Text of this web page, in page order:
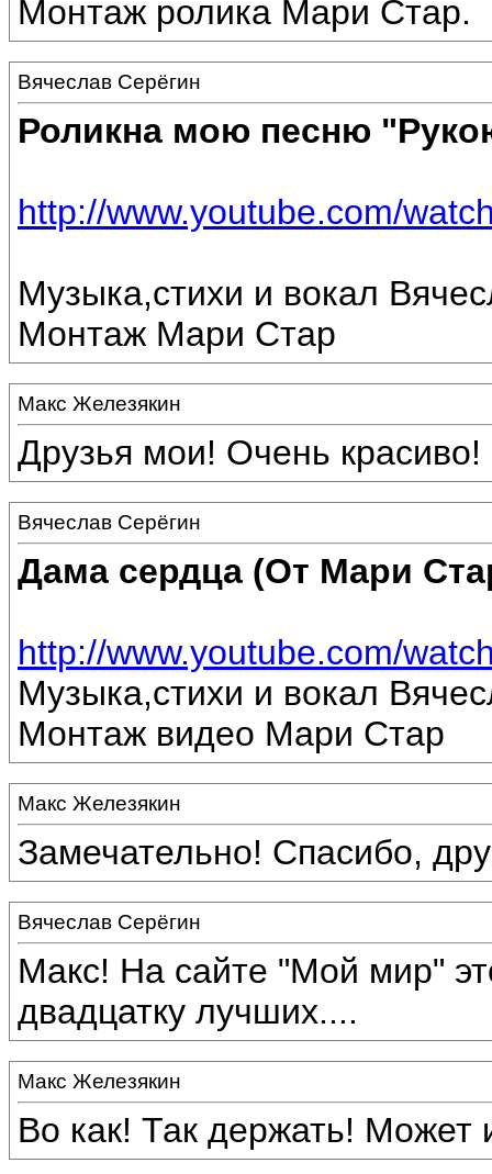
Монтаж ролика Мари Стар.
Вячеслав Серёгин
Роликна мою песню
http://www.youtube.com/
Музыка,стихи и вокал
Монтаж Мари Стар
Макс Железякин
Друзья мои! Очень
Вячеслав Серёгин
Дама сердца (От Мари
http://www.youtube.com/
Музыка,стихи и вокал
Монтаж видео Мари Стар
Макс Железякин
Замечательно! Спасибо,
Вячеслав Серёгин
Макс! На сайте "Мой мир"
двадцатку лучших....
Макс Железякин
Во как! Так держать!